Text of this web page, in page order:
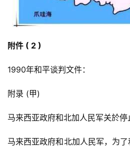
附件 ( 2 )
1990年和平谈判文件：
附录 (甲)
马来西亚政府和北加人民军关於
马来西亚政府和北加人民军，为